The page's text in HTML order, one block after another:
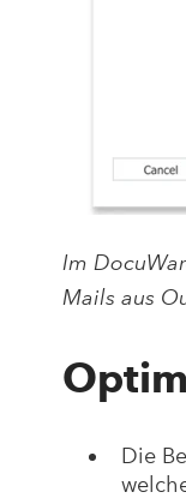
Im
Mails aus
Die